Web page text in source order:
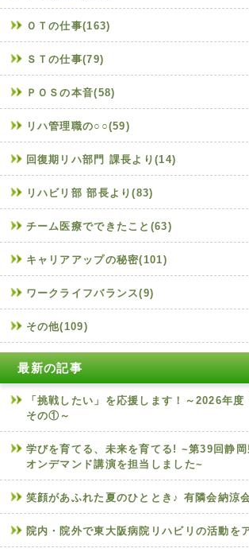
ＯＴの仕事(163)
ＳＴの仕事(79)
ＰＯＳの本音(58)
リハ管理職の○○(59)
回復期リハ部門 課長より(14)
リハビリ部 部長より(83)
チーム医療でできたこと(63)
キャリアアップの秘密(101)
ワークライフバランス(9)
その他(109)
最新の記事
「挑戦したい」を応援します！～2026年
その①～
学びを育てる、未来を育てる! ~第39回静
オンデマンド講演を担当しました~
笑顔があふれた夏のひととき♪ 有隣会納涼
院内・院外で東大阪病院リハビリの活動を